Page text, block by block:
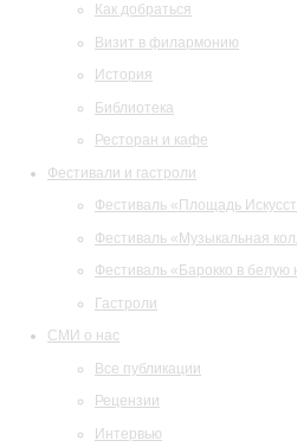
Как добраться
Визит в филармонию
История
Библиотека
Ресторан и кафе
Фестивали и гастроли
Фестиваль «Площадь
Фестиваль «Музыкальная
Фестиваль «Барокко в белую
Гастроли
СМИ о нас
Все публикации
Рецензии
Интервью